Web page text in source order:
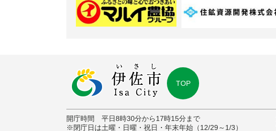
TOP
開庁時間 平日8時30分から17時15分まで
※閉庁日は土曜・日曜・祝日・年末年始（12/29～1/3）